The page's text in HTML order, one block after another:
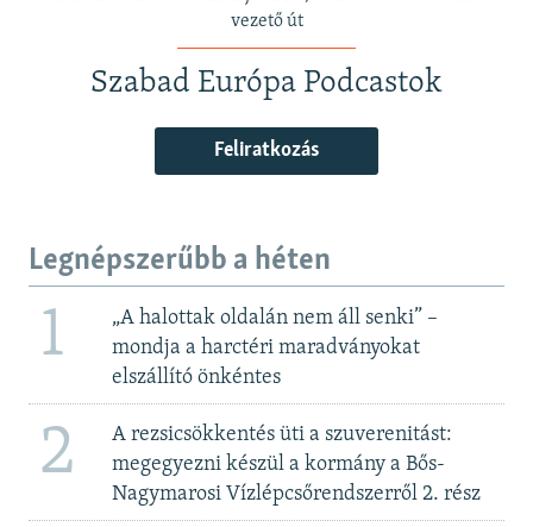
vezető út
Szabad Európa Podcastok
Feliratkozás
Legnépszerűbb a héten
1
„A halottak oldalán nem áll senki” –
mondja a harctéri maradványokat
elszállító önkéntes
2
A rezsicsökkentés üti a szuverenitást:
megegyezni készül a kormány a Bős-
Nagymarosi Vízlépcsőrendszerről 2. rész